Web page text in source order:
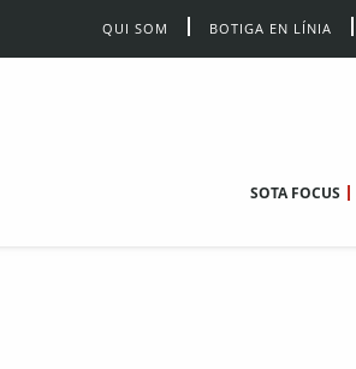
QUI SOM BOTIGA EN LÍNIA
SOTA FOCUS